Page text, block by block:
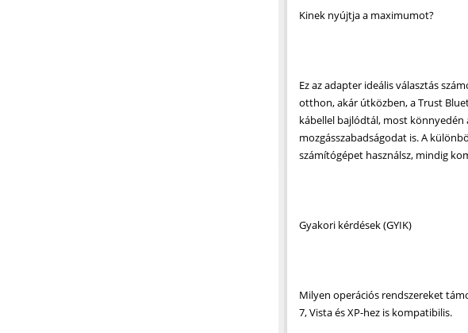
Kinek nyújtja a maximumot?
Ez az adapter ideális választás
otthon, akár útközben, a Trust
kábellel bajlódtál, most könnyedén
mozgásszabadságodat is. A
számítógépet használsz, mindig
Gyakori kérdések (GYIK)
Milyen operációs rendszereket
7, Vista és XP-hez is kompatibilis.